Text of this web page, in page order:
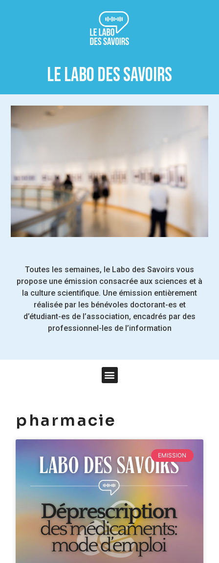
LE LABO DES SAVOIRS
Toutes les semaines, le Labo des Savoirs vous
propose une émission consacrée aux sciences et à
la culture scientifique. Une émission entièrement
réalisée par les bénévoles doctorant-es et
d’étudiant-es de l’association, encadrés par des
professionnel-les de l’information
pharmacie
EMISSION